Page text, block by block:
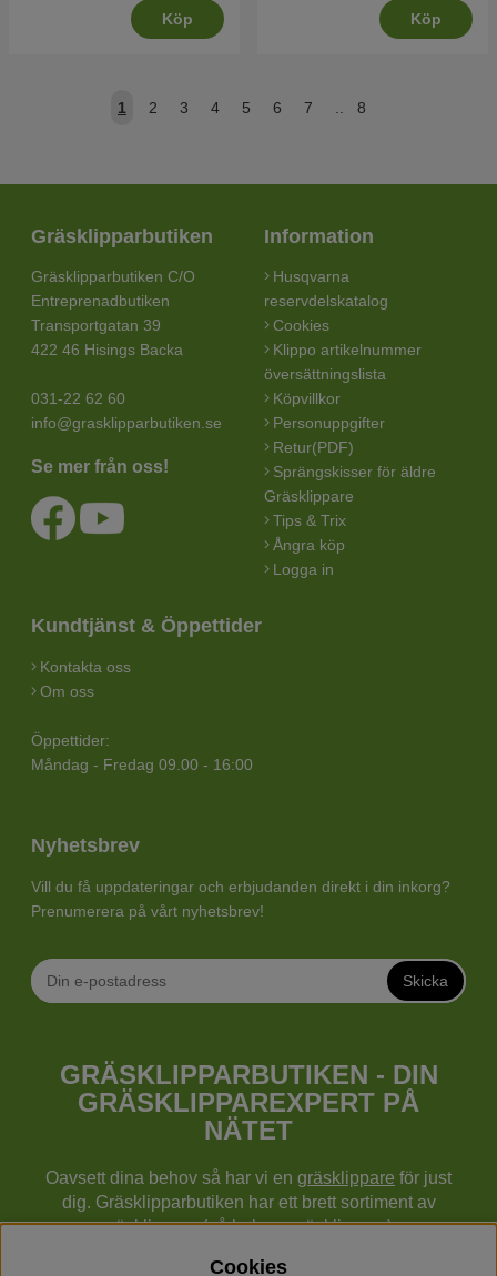
Köp Köp
1 2 3 4 5 6 7 8
Gräsklipparbutiken
Gräsklipparbutiken C/O
Entreprenadbutiken
Transportgatan 39
422 46 Hisings Backa
031-22 62 60
info@grasklipparbutiken.se
Se mer från oss!
Information
Husqvarna
reservdelskatalog
Cookies
Klippo artikelnummer
översättningslista
Köpvillkor
Personuppgifter
Retur(PDF)
Sprängskisser för äldre
Gräsklippare
Tips & Trix
Ångra köp
Logga in
Kundtjänst & Öppettider
Kontakta oss
Om oss
Öppettider:
Måndag - Fredag 09.00 - 16:00
Nyhetsbrev
Vill du få uppdateringar och erbjudanden direkt i din inkorg?
Prenumerera på vårt nyhetsbrev!
Skicka
GRÄSKLIPPARBUTIKEN - DIN
GRÄSKLIPPAREXPERT PÅ
NÄTET
Oavsett dina behov så har vi en gräsklippare för just
dig. Gräsklipparbutiken har ett brett sortiment av
gräsklippare (gå bakom gräsklippare),
Cookies